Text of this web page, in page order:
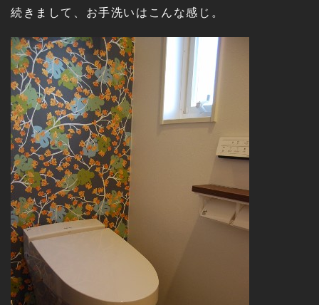
続きまして、お手洗いはこんな感じ。